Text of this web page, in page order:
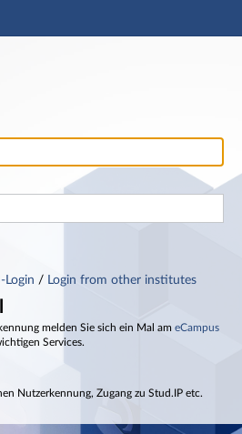
navigation
Login / Login from other institutes
melden Sie sich ein Mal am eCampus
Services.
Nutzerkennung, Zugang zu Stud.IP etc.